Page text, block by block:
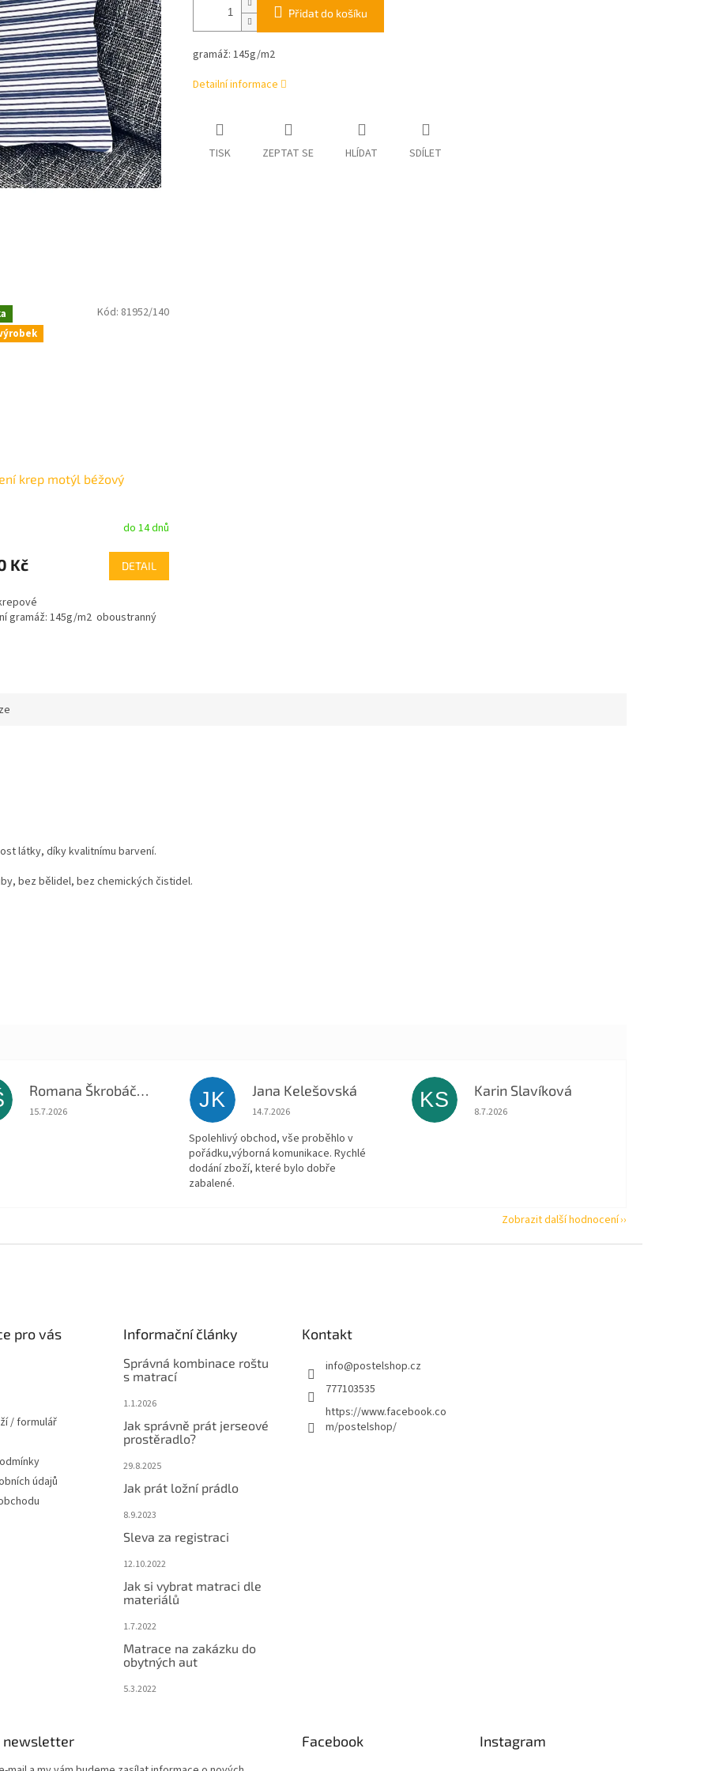
Přidat do košíku
gramáž: 145g/m2
Detailní informace
TISK ZEPTAT SE HLÍDAT SDÍLET
krep motýl béžový
do 14 dnů
Kč DETAIL
gramáž:145g/m2 oboustranný
Kód: 81952/140
látky, díky kvalitnímu barvení.
bez bělidel, bez chemických čistidel.
Romana Škrobáčková
Hodnocení obchodu je 5 z 5 hvězdiček.
15.7.2026
JK Jana Kelešovská
Hodnocení obchodu je 5 z 5 hvězdiček.
14.7.2026
Spolehlivý obchod, vše proběhlo v
pořádku,výborná komunikace. Rychlé
dodání zboží, které bylo dobře
zabalené.
KS Karin Slavíková
Hodnocení obchodu je 5 z 5 hvězdiček.
8.7.2026
Zobrazit další hodnocení
pro vás
/ formulář
údajů
Informační články
Správná kombinace roštu
s matrací
1.1.2026
Jak správně prát jerseové
prostěradlo?
29.8.2025
Jak prát ložní prádlo
8.9.2023
Sleva za registraci
12.10.2022
Jak si vybrat matraci dle
materiálů
1.7.2022
Matrace na zakázku do
obytných aut
5.3.2022
Kontakt
info@postelshop.cz
777103535
https://www.facebook.co
m/postelshop/
newsletter Facebook Instagram